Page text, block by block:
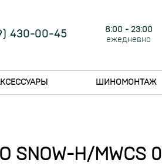
430-00-45
8:00 - 23:00
ежедневно
ШИНОМОНТАЖ
H/MWCS 01